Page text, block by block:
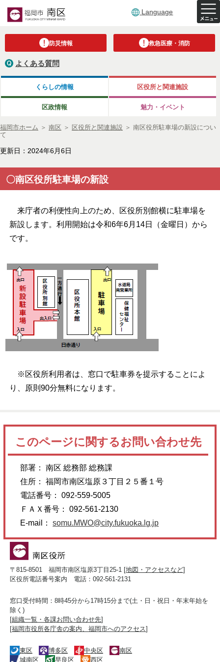
Language
防災情報 救急医療・消防
よくある質問
くらしの情報 区役所と関連施設
区政情報 魅力・イベント
福岡市ホーム ＞ 南区 ＞ 区役所と関連施設 ＞ 南区役所駐車場の新設につい
て
更新日：2024年6月6日
〇南区役所駐車場の新設
来庁者の利便性向上のため、区役所別館横に駐車場を
新設します。利用開始は令和6年6月14日（金曜日）から
です。
※区役所利用者は、窓口で駐車券を提示することによ
り、原則90分無料になります。
このページに関するお問い合わせ先
部署： 南区 総務部 総務課
住所： 福岡市南区塩原３丁目２５番１号
電話番号： 092-559-5005
ＦＡＸ番号： 092-561-2130
E-mail：somu.MWO@city.fukuoka.lg.jp
〒815-8501 福岡市南区塩原3丁目25-1 [地図・アクセスなど]
区役所電話番号案内 電話：092-561-2131
窓口受付時間：8時45分から17時15分まで(土・日・祝日・年末年始を
除く)
[組織一覧・各課お問い合わせ先]
[福岡市役所各庁舎の案内、福岡市へのアクセス]
東区 博多区 中央区
南区
城南区
早良区 西区